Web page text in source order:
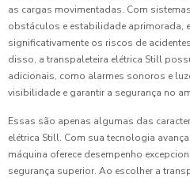
as cargas movimentadas. Com
obstáculos e estabilidade aprimorada,
significativamente os riscos de
disso, a transpaleteira elétrica Still
adicionais, como alarmes sonoros e
visibilidade e garantir a segurança no
Essas são apenas algumas das
elétrica Still. Com sua tecnologia
máquina oferece desempenho
segurança superior. Ao escolher a